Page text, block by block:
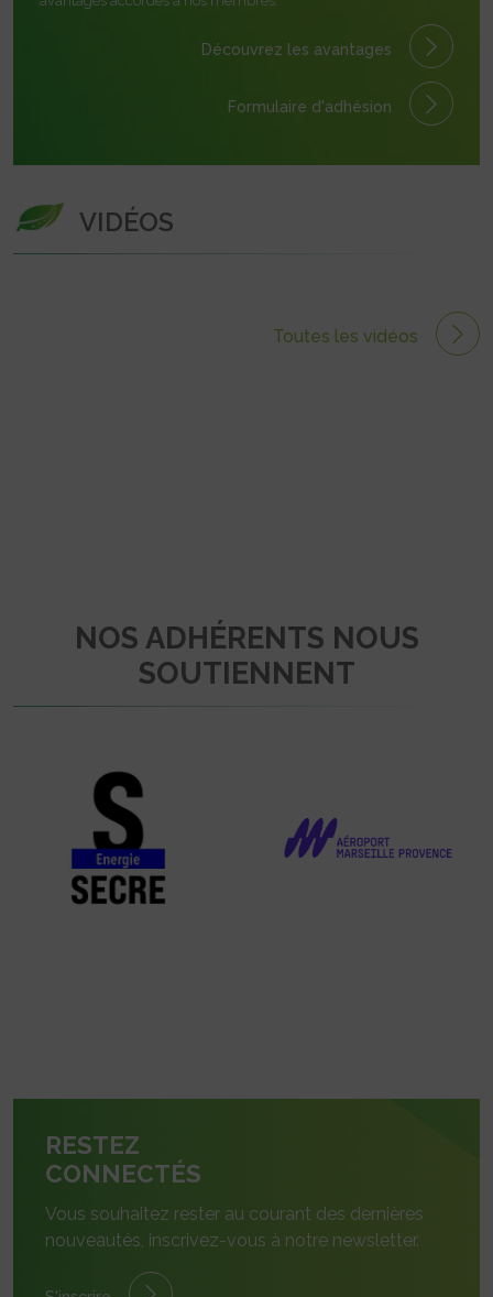
Découvrez les avantages
Formulaire d'adhésion
VIDÉOS
Toutes les vidéos
NOS ADHÉRENTS NOUS
SOUTIENNENT
RESTEZ
CONNECTÉS
Vous souhaitez rester au courant des dernières
nouveautés, inscrivez-vous à notre newsletter.